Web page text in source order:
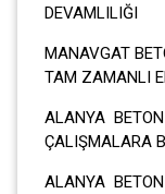
DEVAMLILIĞI
MANAVGAT
TAM ZAMANLI
ALANYA
ÇALIŞMALARA
ALANYA